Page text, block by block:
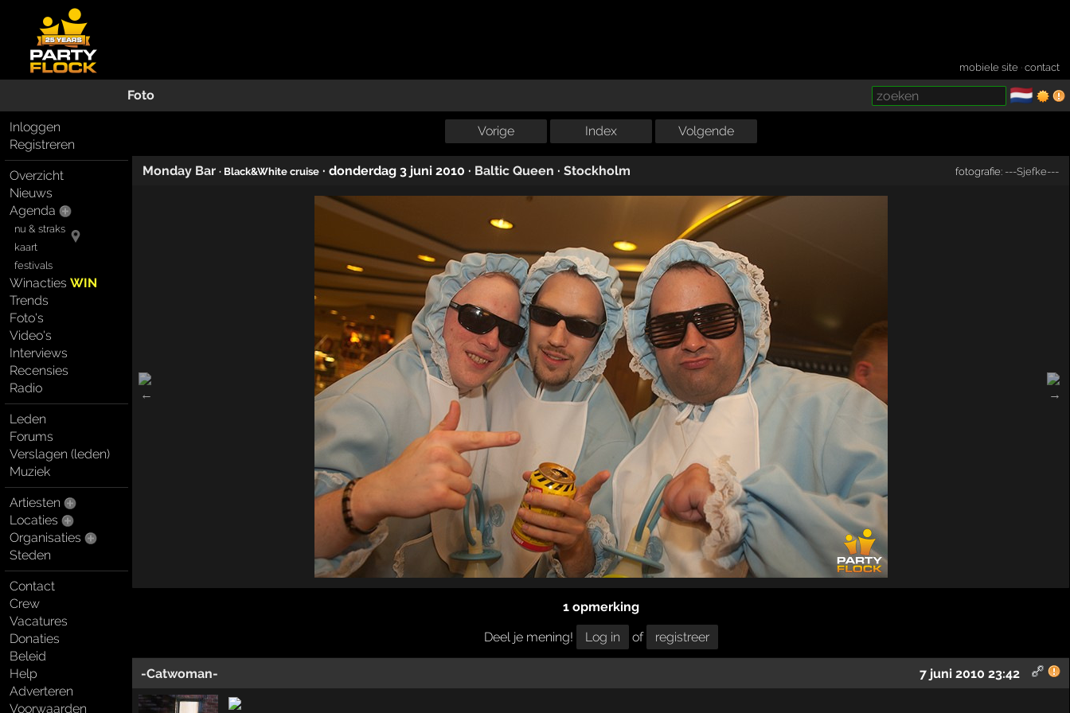
mobiele site ·contact
Foto 🇳🇱
Inloggen
Registreren
Overzicht
Nieuws
Agenda
nu & straks
kaart
festivals
WinactiesWIN
Trends
Foto's
Video's
Interviews
Recensies
Radio
Leden
Forums
Verslagen (leden)
Muziek
Artiesten
Locaties
Organisaties
Steden
Contact
Crew
Vacatures
Donaties
Beleid
Help
Adverteren
Voorwaarden
Vorige Index Volgende
Monday Bar · Black&White cruise · donderdag 3 juni 2010 · Baltic Queen · Stockholm fotografie: ---Sjefke---
1 opmerking
Deel je mening!
Log in of registreer
-Catwoman- 7 juni 2010 23:42